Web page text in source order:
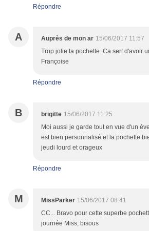
Répondre
A Auprès de mon ar 15/06/2017 11:57
Trop jolie ta pochette. Ca sert d'avoir
Françoise
Répondre
B brigitte 15/06/2017 11:25
Moi aussi je garde tout en vue d'un
est bien personnalisé et la pochette
jeudi lourd et orageux
Répondre
M MissParker 15/06/2017 08:41
CC... Bravo pour cette superbe
journée Miss, bisous